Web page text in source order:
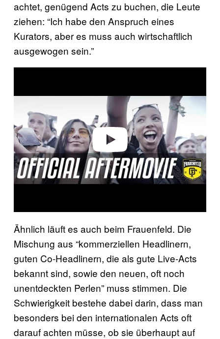
achtet, genügend Acts zu buchen, die Leute
ziehen: “Ich habe den Anspruch eines
Kurators, aber es muss auch wirtschaftlich
ausgewogen sein.”
o
Ähnlich läuft es auch beim Frauenfeld. Die
Mischung aus “kommerziellen Headlinern,
guten Co-Headlinern, die als gute Live-Acts
bekannt sind, sowie den neuen, oft noch
unentdeckten Perlen” muss stimmen. Die
Schwierigkeit bestehe dabei darin, dass man
besonders bei den internationalen Acts oft
darauf achten müsse, ob sie überhaupt auf